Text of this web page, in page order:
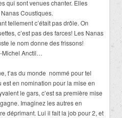
qui sont venues chanter. Elles
Coustiques.
tellement c’était pas drôle. On
c’est pas des farces! Les Nanas
le nom donne des frissons!
Michel Anctil…
t’as du monde nommé pour tel
en nomination pour la mise en
le gars, c’est sa première mise
Imaginez les autres en
déprimant. Lui il fait la job pour 2, et